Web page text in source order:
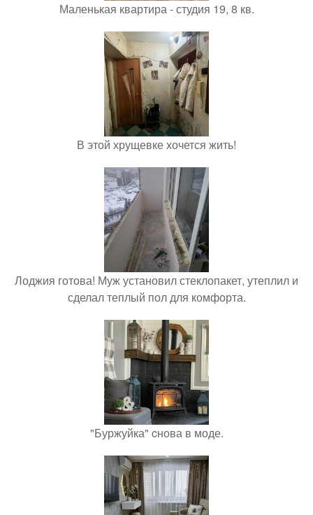
Маленькая квартира - студия 19, 8 кв.
В этой хрущевке хочется жить!
Лоджия готова! Муж установил стеклопакет, утеплил и
сделал теплый пол для комфорта.
"Буржуйка" cнова в моде.